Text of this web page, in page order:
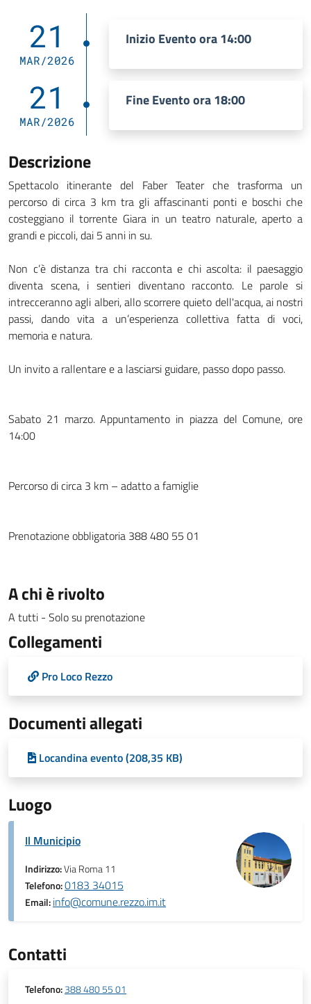
21
MAR/2026
Inizio Evento ora 14:00
21
MAR/2026
Fine Evento ora 18:00
Descrizione
Spettacolo itinerante del Faber Teater che trasforma un
percorso di circa 3 km tra gli affascinanti ponti e boschi che
costeggiano il torrente Giara in un teatro naturale, aperto a
grandi e piccoli, dai 5 anni in su.
Non c’è distanza tra chi racconta e chi ascolta: il paesaggio
diventa scena, i sentieri diventano racconto. Le parole si
intrecceranno agli alberi, allo scorrere quieto dell'acqua, ai nostri
passi, dando vita a un’esperienza collettiva fatta di voci,
memoria e natura.
Un invito a rallentare e a lasciarsi guidare, passo dopo passo.
Sabato 21 marzo. Appuntamento in piazza del Comune, ore
14:00
Percorso di circa 3 km – adatto a famiglie
Prenotazione obbligatoria 388 480 55 01
A chi è rivolto
A tutti - Solo su prenotazione
Collegamenti
Pro Loco Rezzo
Documenti allegati
Locandina evento (208,35 KB)
Luogo
Il Municipio
Indirizzo:Via Roma 11
Telefono:0183 34015
Email:info@comune.rezzo.im.it
Contatti
Telefono:388 480 55 01